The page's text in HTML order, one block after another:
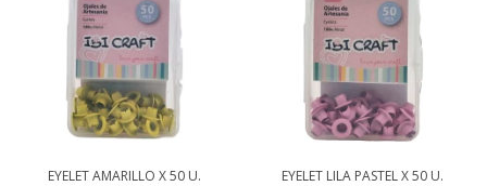
EYELET AMARILLO X 50 U. EYELET LILA PASTEL X 50 U.